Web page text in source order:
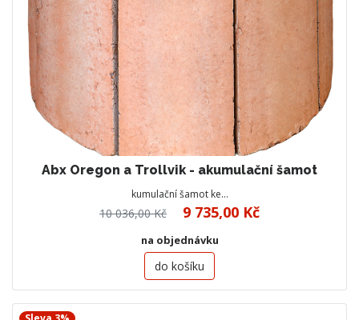
Abx Oregon a Trollvik - akumulační šamot
kumulační šamot ke…
10 036,00 Kč 9 735,00 Kč
na objednávku
do košíku